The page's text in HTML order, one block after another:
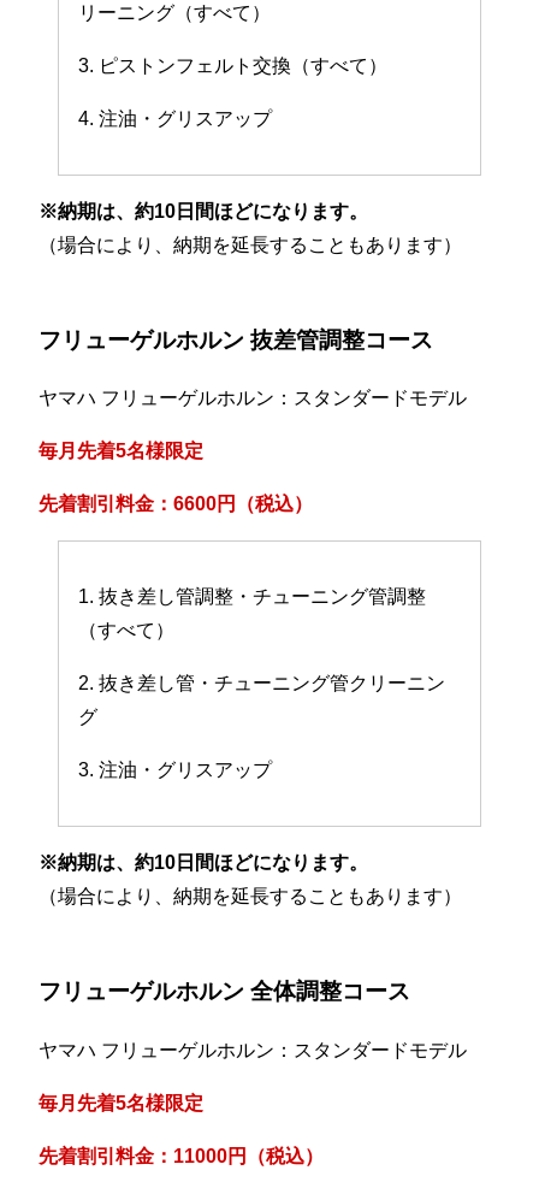
リーニング（すべて）
3. ピストンフェルト交換（すべて）
4. 注油・グリスアップ
※納期は、約10日間ほどになります。
（場合により、納期を延長することもあります）
フリューゲルホルン 抜差管調整コース
ヤマハ フリューゲルホルン：スタンダードモデル
毎月先着5名様限定
先着割引料金：6600円（税込）
1. 抜き差し管調整・チューニング管調整
（すべて）
2. 抜き差し管・チューニング管クリーニン
グ
3. 注油・グリスアップ
※納期は、約10日間ほどになります。
（場合により、納期を延長することもあります）
フリューゲルホルン 全体調整コース
ヤマハ フリューゲルホルン：スタンダードモデル
毎月先着5名様限定
先着割引料金：11000円（税込）